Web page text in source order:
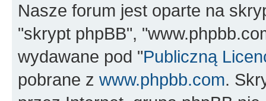
Nasze forum jest oparte na
"skrypt phpBB",
wydawane pod "Publiczną
pobrane z www.phpbb.com.